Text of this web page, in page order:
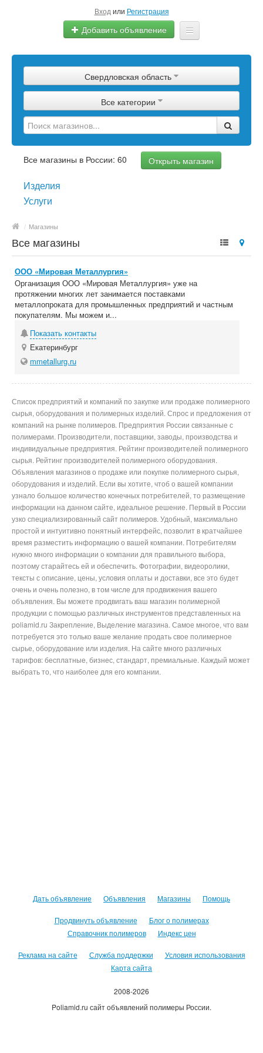
Вход или Регистрация
Добавить объявление
Сырье
Изделия
Оборудование
Услуги
Свердловская область
Все категории
Все магазины в России: 60 Открыть магазин
Изделия
Услуги
/ Магазины
Все магазины
ООО «Мировая Металлургия»
Организация ООО «Мировая Металлургия» уже на
протяжении многих лет занимается поставками
металлопроката для промышленных предприятий и частным
покупателям. Мы можем и...
Показать контакты
Екатеринбург
mmetallurg.ru
Список предприятий и компаний по закупке или продаже полимерного
сырья, оборудования и полимерных изделий. Спрос и предложения от
компаний на рынке полимеров. Предприятия России связанные с
полимерами. Производители, поставщики, заводы, производства и
индивидуальные предприятия. Рейтинг производителей полимерного
сырья. Рейтинг производителей полимерного оборудования.
Объявления магазинов о продаже или покупке полимерного сырья,
оборудования и изделий. Если вы хотите, чтоб о вашей компании
узнало большое количество конечных потребителей, то размещение
информации на данном сайте, идеальное решение. Первый в России
узко специализированный сайт полимеров. Удобный, максимально
простой и интуитивно понятный интерфейс, позволит в кратчайшее
время разместить информацию о вашей компании. Потребителям
нужно много информации о компании для правильного выбора,
поэтому старайтесь ей и обеспечить. Фотографии, видеоролики,
тексты с описание, цены, условия оплаты и доставки, все это будет
очень и очень полезно, в том числе для продвижения вашего
объявления. Вы можете продвигать ваш магазин полимерной
продукции с помощью различных инструментов представленных на
poliamid.ru Закрепление, Выделение магазина. Самое многое, что вам
потребуется это только ваше желание продать свое полимерное
сырье, оборудование или изделия. На сайте много различных
тарифов: бесплатные, бизнес, стандарт, премиальные. Каждый может
выбрать то, что наиболее для его компании.
Дать объявление Объявления Магазины Помощь
Продвинуть объявление
Блог о полимерах
Справочник полимеров
Индекс цен
Реклама на сайте Служба поддержки
Условия использования
Карта сайта
2008-2026
Poliamid.ru сайт объявлений полимеры России.